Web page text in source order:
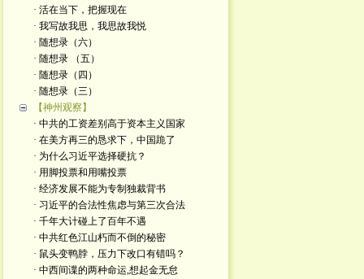
· 活在当下，把握现在
· 我写故我思，我思故我悦
· 随想录（六）
· 随想录 （五）
· 随想录（四）
· 随想录（三）
【神州观察】
· 中共的工资差别高于资本主义国家
· 在美方再三的恳求下，中国跪了
· 为什么习近平选择硬抗？
· 用脚投票和用嘴投票
· 经济发展不能为专制独裁背书
· 习近平的合法性焦虑与第三次合法
· 千年大计碰上了百年不遇
· 中共红色江山朽而不倒的秘密
· 鼠头变鸭脖，压力下改口有错吗？
· 中西间谍的两种命运,想起金无怠